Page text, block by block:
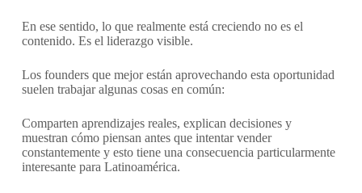
En ese sentido, lo que realmente está creciendo no es el
contenido. Es el liderazgo visible.
Los founders que mejor están aprovechando esta oportunidad
suelen trabajar algunas cosas en común:
Comparten aprendizajes reales, explican decisiones y
muestran cómo piensan antes que intentar vender
constantemente y esto tiene una consecuencia particularmente
interesante para Latinoamérica.